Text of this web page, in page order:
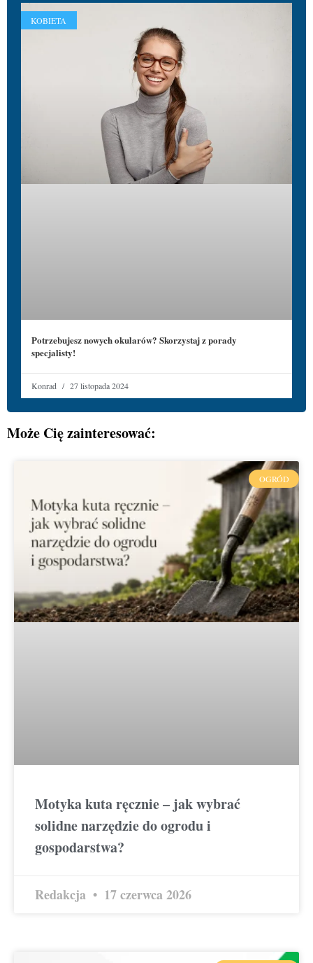
KOBIETA
Potrzebujesz nowych okularów? Skorzystaj z porady
specjalisty!
Konrad 27 listopada 2024
Może Cię zainteresować:
OGRÓD
Motyka kuta ręcznie – jak wybrać
solidne narzędzie do ogrodu i
gospodarstwa?
Redakcja 17 czerwca 2026